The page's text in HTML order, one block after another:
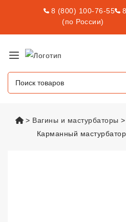
8 (800) 100-76-55
(по России)
vsexshop.ru
Вагины и мастурбаторы
Карманный